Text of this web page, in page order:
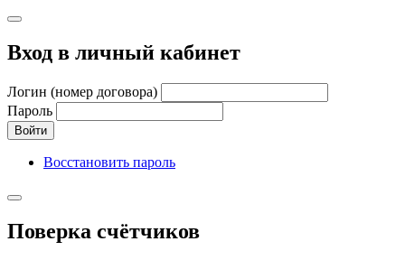
Вход в личный кабинет
Логин (номер договора)
Пароль
Войти
Восстановить пароль
Поверка счётчиков